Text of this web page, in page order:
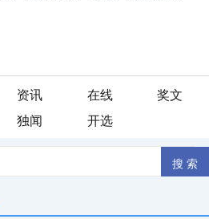
资讯 在线
奖文
独闻 开选